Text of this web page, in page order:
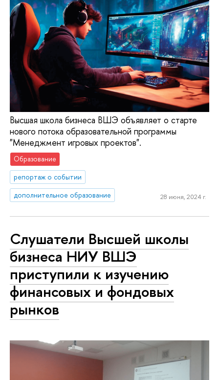
Высшая школа бизнеса ВШЭ объявляет о старте
нового потока образовательной программы
"Менеджмент игровых проектов".
Образование
репортаж о событии
дополнительное образование
28 июня, 2024 г.
Слушатели Высшей школы
бизнеса НИУ ВШЭ
приступили к изучению
финансовых и фондовых
рынков